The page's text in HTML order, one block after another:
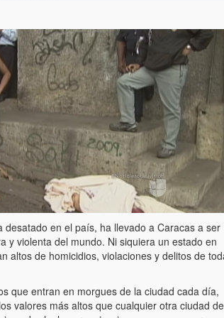
desatado en el país, ha llevado a Caracas a ser
y violenta del mundo. Ni siquiera un estado en
altos de homicidios, violaciones y delitos de
que entran en morgues de la ciudad cada día,
valores más altos que cualquier otra ciudad